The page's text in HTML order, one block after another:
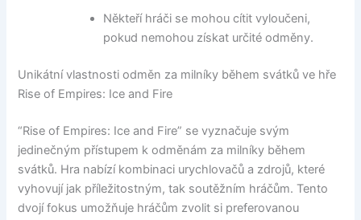
Někteří hráči se mohou cítit vyloučeni,
pokud nemohou získat určité odměny.
Unikátní vlastnosti odměn za milníky během svátků ve hře
Rise of Empires: Ice and Fire
“Rise of Empires: Ice and Fire” se vyznačuje svým
jedinečným přístupem k odměnám za milníky během
svátků. Hra nabízí kombinaci urychlovačů a zdrojů, které
vyhovují jak příležitostným, tak soutěžním hráčům. Tento
dvojí fokus umožňuje hráčům zvolit si preferovanou